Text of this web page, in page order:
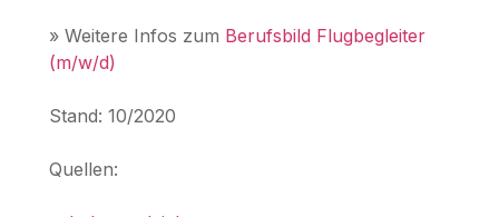
» Weitere Infos zum Berufsbild Flugbegleiter
(m/w/d)
Stand: 10/2020
Quellen: